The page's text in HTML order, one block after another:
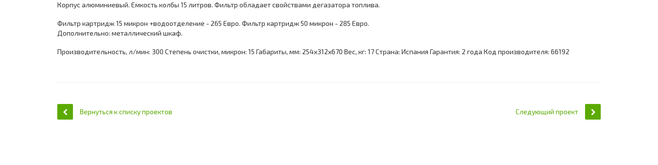
Корпус алюминиевый. Емкость колбы 15 литров. Фильтр обладает свойствами дегазатора топлива.
Фильтр картридж 15 микрон +водоотделение - 265 Евро. Фильтр картридж 50 микрон - 285 Евро.
Дополнительно: металлический шкаф.
Производительность, л/мин: 300 Степень очистки, микрон: 15 Габариты, мм: 254x312x670 Вес, кг: 17 Страна: Испания Гарантия: 2 года Код производителя: 66192
Вернуться к списку проектов Следующий проект